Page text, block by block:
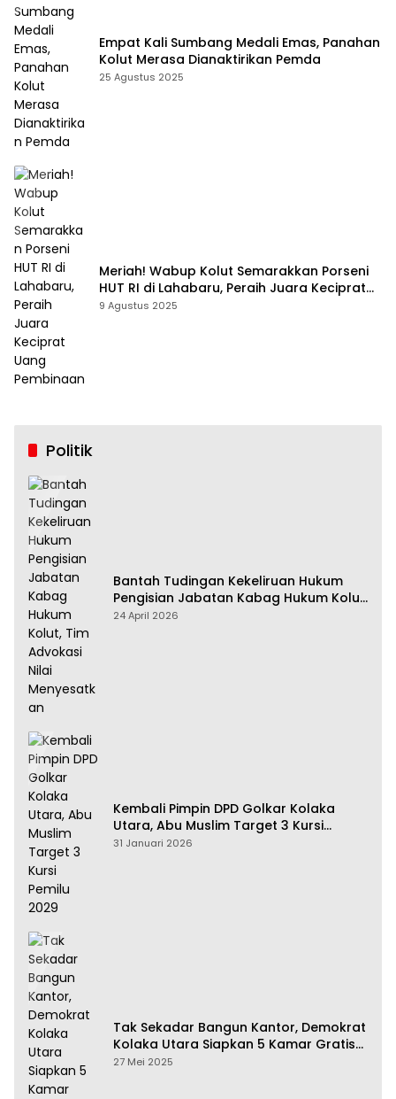
Empat Kali Sumbang Medali Emas, Panahan
Kolut Merasa Dianaktirikan Pemda
25 Agustus 2025
Meriah! Wabup Kolut Semarakkan Porseni
HUT RI di Lahabaru, Peraih Juara Keciprat
Uang Pembinaan
9 Agustus 2025
Politik
Bantah Tudingan Kekeliruan Hukum
Pengisian Jabatan Kabag Hukum Kolut,
Tim Advokasi Nilai Menyesatkan
24 April 2026
Kembali Pimpin DPD Golkar Kolaka
Utara, Abu Muslim Target 3 Kursi
Pemilu 2029
31 Januari 2026
Tak Sekadar Bangun Kantor, Demokrat
Kolaka Utara Siapkan 5 Kamar Gratis
Untuk Rakyat
27 Mei 2025